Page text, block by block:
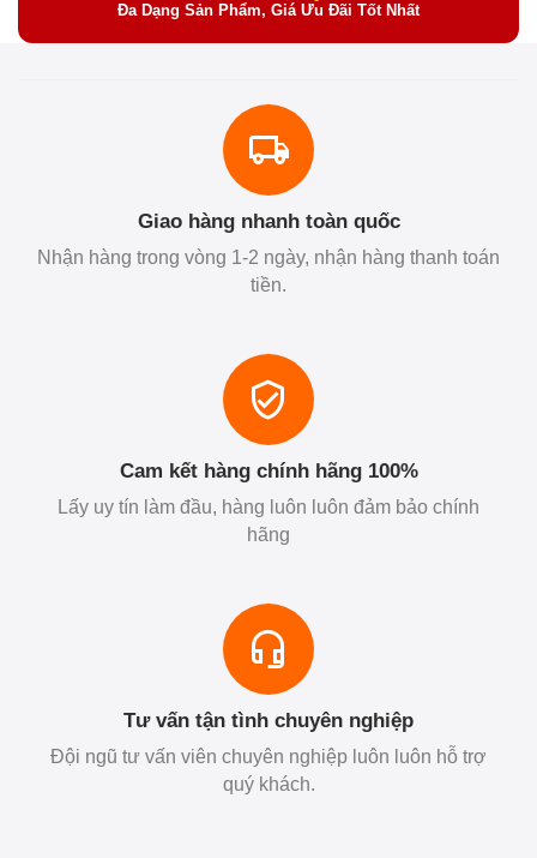
Đa Dạng Sản Phẩm, Giá Ưu Đãi Tốt Nhất
Giao hàng nhanh toàn quốc
Nhận hàng trong vòng 1-2 ngày, nhận hàng thanh toán
tiền.
Cam kết hàng chính hãng 100%
Lấy uy tín làm đầu, hàng luôn luôn đảm bảo chính
hãng
Tư vấn tận tình chuyên nghiệp
Đội ngũ tư vấn viên chuyên nghiệp luôn luôn hỗ trợ
quý khách.